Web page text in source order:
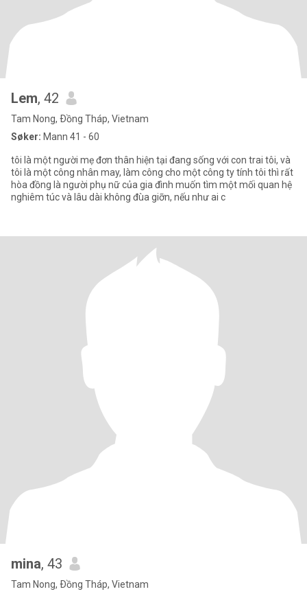
Lem, 42
Tam Nong, Ðồng Tháp, Vietnam
Søker: Mann 41 - 60
tôi là một người mẹ đơn thân hiện tại đang sống với con trai tôi, và
tôi là một công nhân may, làm công cho một công ty tính tôi thì rất
hòa đồng là người phụ nữ của gia đình muốn tìm một mối quan hệ
nghiêm túc và lâu dài không đùa giỡn, nếu như ai c
mina, 43
Tam Nong, Ðồng Tháp, Vietnam